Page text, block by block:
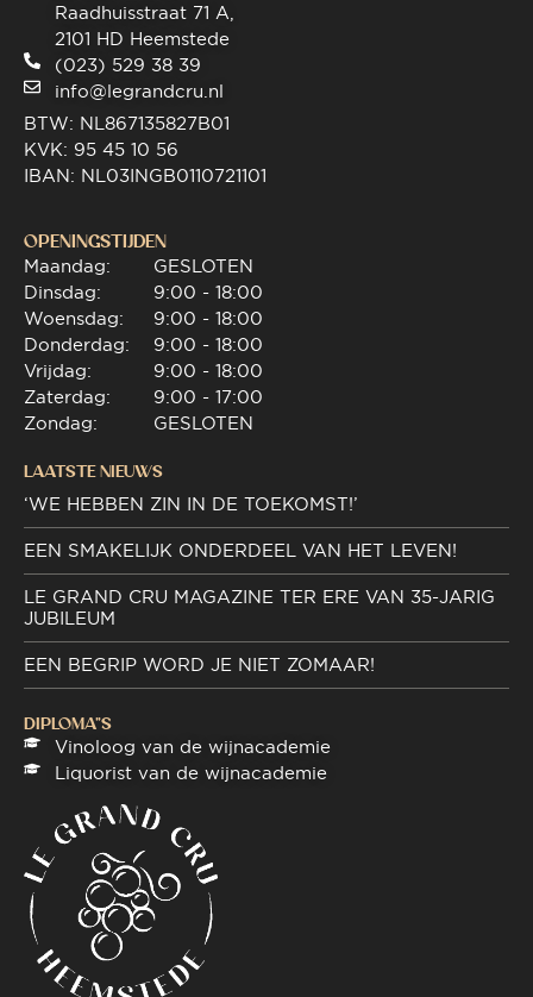
Raadhuisstraat 71 A,
2101 HD Heemstede
(023) 529 38 39
info@legrandcru.nl
BTW: NL867135827B01
KVK: 95 45 10 56
IBAN: NL03INGB0110721101
OPENINGSTIJDEN
Maandag:
Dinsdag:
Woensdag:
Donderdag:
Vrijdag:
Zaterdag:
Zondag:
GESLOTEN
9:00 - 18:00
9:00 - 18:00
9:00 - 18:00
9:00 - 18:00
9:00 - 17:00
GESLOTEN
LAATSTE NIEUWS
‘WE HEBBEN ZIN IN DE TOEKOMST!’
EEN SMAKELIJK ONDERDEEL VAN HET LEVEN!
LE GRAND CRU MAGAZINE TER ERE VAN 35-JARIG
JUBILEUM
EEN BEGRIP WORD JE NIET ZOMAAR!
DIPLOMA"S
Vinoloog van de wijnacademie
Liquorist van de wijnacademie